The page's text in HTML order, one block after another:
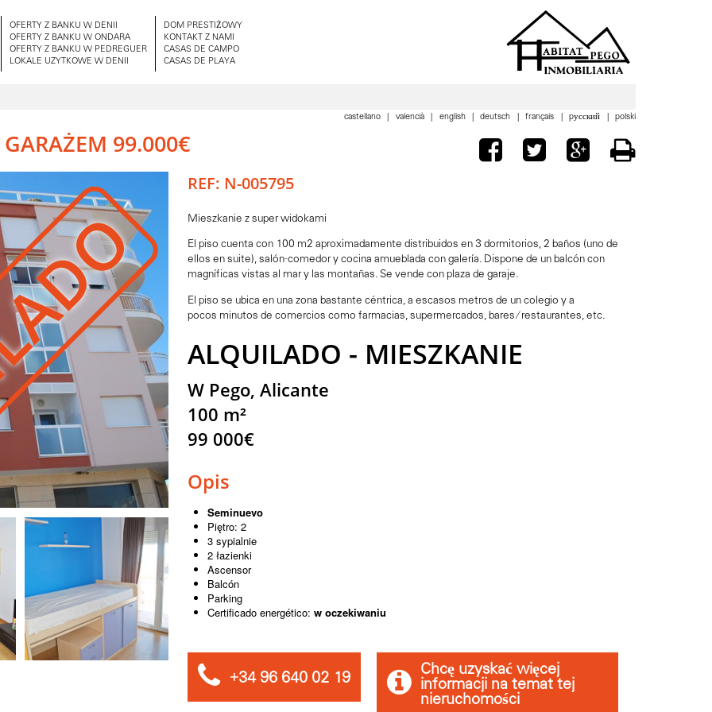
OFERTY Z BANKU W DENII
OFERTY Z BANKU W ONDARA
OFERTY Z BANKU W PEDREGUER
LOKALE UZYTKOWE W DENII
DOM PRESTIŻOWY
KONTAKT Z NAMI
CASAS DE CAMPO
CASAS DE PLAYA
castellano valencià english deutsch français pусский polski
99.000€
REF: N-005795
Mieszkanie z super widokami
El piso cuenta con 100 m2 aproximadamente distribuidos en 3 dormitorios, 2 baños (uno de
ellos en suite), salón-comedor y cocina amueblada con galería. Dispone de un balcón con
magníficas vistas al mar y las montañas. Se vende con plaza de garaje.
El piso se ubica en una zona bastante céntrica, a escasos metros de un colegio y a
pocos minutos de comercios como farmacias, supermercados, bares/restaurantes, etc.
ALQUILADO - MIESZKANIE
W Pego, Alicante
100 m²
99 000€
Opis
Seminuevo
Piętro: 2
3 sypialnie
2 łazienki
Ascensor
Balcón
Parking
Certificado energético: w oczekiwaniu
+34 96 640 02 19 Chcę uzyskać więcej
informacji na temat tej
nieruchomości